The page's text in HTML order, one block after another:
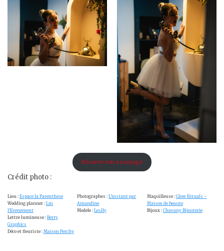
Réserve ton essayage
Crédit photo :
Lieu : Espace la Parenthese
Wedding planner : Lm
l’Evenement
Lettre lumineuse : Berry
Graphics
Déco et fleuriste : Maison Perchy
Photographes :L’instant par
Amandine
Modele :Leslly
Maquilleuse : Glow Rituals –
Maison de beaute
Bijoux : Chavany Bijouterie